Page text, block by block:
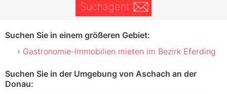
Suchagent
Suchen Sie in einem größeren Gebiet:
Gastronomie-Immobilien mieten im Bezirk Eferding
Suchen Sie in der Umgebung von Aschach an der
Donau: